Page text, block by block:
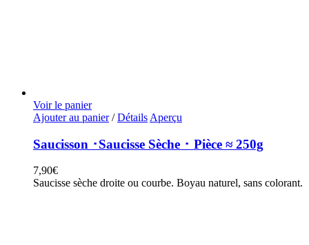
Voir le panier
Ajouter au panier / Détails Aperçu
Saucisson ･Saucisse Sèche ･ Pièce ≈ 250g
7,90€
Saucisse sèche droite ou courbe. Boyau naturel, sans colorant.